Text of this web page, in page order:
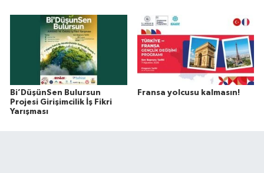
Bi’DüşünSen Bulursun
Projesi Girişimcilik İş Fikri
Yarışması
Fransa yolcusu kalmasın!